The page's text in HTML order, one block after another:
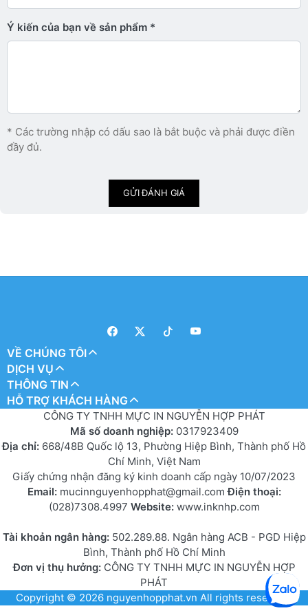
Ý kiến ​​của bạn về sản phẩm
* Các trường nhập có dấu sao là bắt buộc và phải được điền
đầy đủ.
GỬI ĐÁNH GIÁ
VỀ CHÚNG TÔI
DỊCH VỤ
THÔNG TIN
HỖ TRỢ KHÁCH HÀNG
CÔNG TY TNHH MỰC IN NGUYỄN HỢP PHÁT
Mã số doanh nghiệp: 0317923409
Địa chỉ: 668/48B Quốc lộ 13, Phường Hiệp Bình, Thành phố Hồ
Chí Minh, Việt Nam
Giấy chứng nhận đăng ký kinh doanh cấp ngày 10/07/2023
Email: mucinnguyenhopphat@gmail.comĐiện thoại:
(028)7308.4997 Website: www.inknhp.com
Tài khoản ngân hàng: 502.289.88. Ngân hàng ACB - PGD Hiệp
Bình, Thành phố Hồ Chí Minh
Đơn vị thụ hưởng:CÔNG TY TNHH MỰC IN NGUYỄN HỢP
PHÁT
Copyright © 2026 nguyenhopphat.vn All rights reserved.